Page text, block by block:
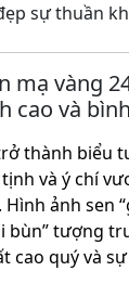
sự thuần
mạ vàng
cao và
thành biểu
và ý chí
ảnh sen
bùn” tượng
cao quý và